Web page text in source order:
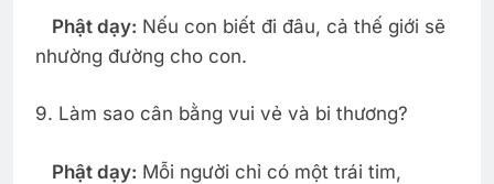
Phật dạy: Nếu con biết đi đâu, cả thế giới sẽ
nhường đường cho con.
9. Làm sao cân bằng vui vẻ và bi thương?
Phật dạy: Mỗi người chỉ có một trái tim,